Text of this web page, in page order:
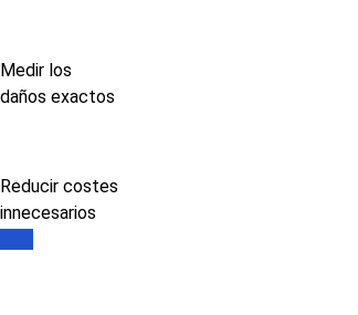
Medir los
daños exactos
Reducir costes
innecesarios